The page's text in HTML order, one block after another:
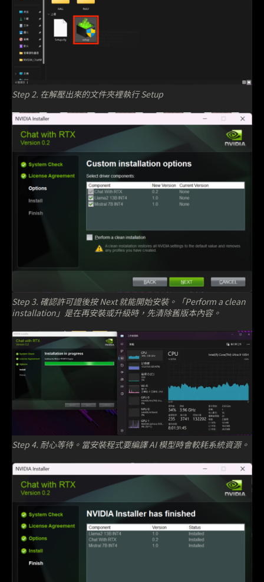
Step 2. 在解壓出來的文件夾裡執行 Setup
Step 3. 確認許可證後按 Next 就能開始安裝。「Perform a clean
installation」是在再安裝或升級時，先清除舊版本內容。
Step 4. 耐心等待。當安裝程式要編譯 AI 模型時會較耗系統資源。